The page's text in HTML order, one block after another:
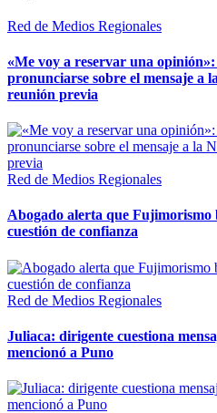
Red de Medios Regionales
«Me voy a reservar una
pronunciarse sobre el mensaje a
reunión previa
Red de Medios Regionales
Abogado alerta que Fujimorismo
cuestión de confianza
Red de Medios Regionales
Juliaca: dirigente cuestiona
mencionó a Puno